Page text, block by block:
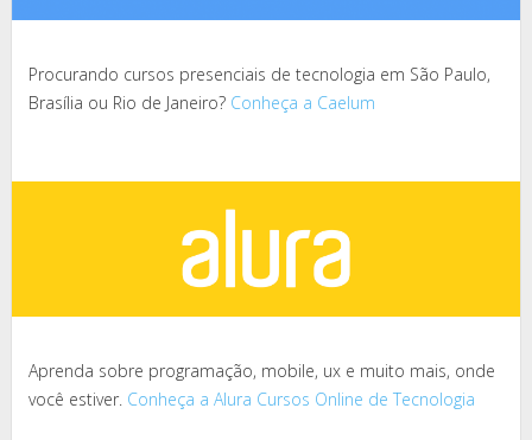
Procurando cursos presenciais de tecnologia em São Paulo,
Brasília ou Rio de Janeiro? Conheça a Caelum
Aprenda sobre programação, mobile, ux e muito mais, onde
você estiver. Conheça a Alura Cursos Online de Tecnologia